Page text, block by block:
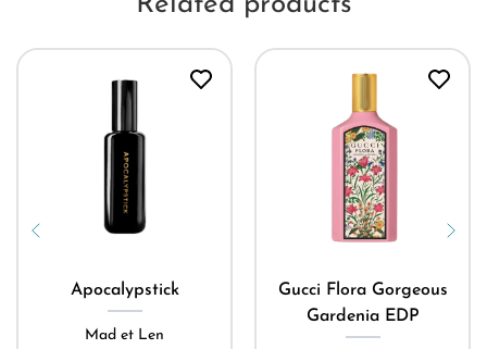
Apocalypstick
Mad et Len
Gucci Flora Gorgeous
Gardenia EDP